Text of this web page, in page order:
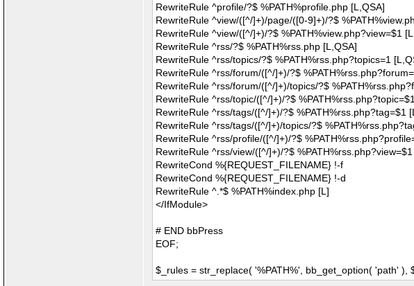
RewriteRule ^profile/?$ %PATH%profile.php [L,QSA]
RewriteRule ^view/([^/]+)/page/([0-9]+)/?$
RewriteRule ^view/([^/]+)/?$ %PATH%view.php?view=$1
RewriteRule ^rss/?$ %PATH%rss.php [L,QSA]
RewriteRule ^rss/topics/?$ %PATH%rss.php?topics=1
RewriteRule ^rss/forum/([^/]+)/?$
RewriteRule ^rss/forum/([^/]+)/topics/?$
RewriteRule ^rss/topic/([^/]+)/?$
RewriteRule ^rss/tags/([^/]+)/?$ %PATH%rss.php?tag=$1
RewriteRule ^rss/tags/([^/]+)/topics/?$
RewriteRule ^rss/profile/([^/]+)/?$
RewriteRule ^rss/view/([^/]+)/?$
RewriteCond %{REQUEST_FILENAME} !-f
RewriteCond %{REQUEST_FILENAME} !-d
RewriteRule ^.*$ %PATH%index.php [L]
</IfModule>
# END bbPress
EOF;
$_rules = str_replace( '%PATH%', bb_get_option( 'path' ),